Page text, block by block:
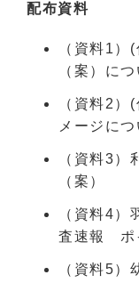
配布資料
（資料1）
（案）に
（資料2）
メージにつ
（資料3）
（案）
（資料4）
査速報 ポ
（資料5）